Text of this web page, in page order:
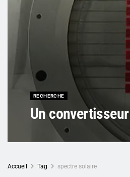
RECHERCHE
Un
Accueil Tag spectre solaire